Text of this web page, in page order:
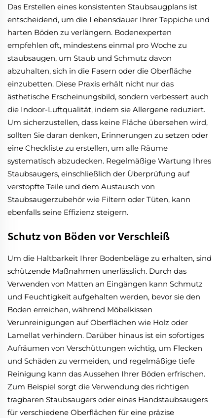
Das Erstellen eines konsistenten Staubsaugplans ist
entscheidend, um die Lebensdauer Ihrer Teppiche und
harten Böden zu verlängern. Bodenexperten
empfehlen oft, mindestens einmal pro Woche zu
staubsaugen, um Staub und Schmutz davon
abzuhalten, sich in die Fasern oder die Oberfläche
einzubetten. Diese Praxis erhält nicht nur das
ästhetische Erscheinungsbild, sondern verbessert auch
die Indoor-Luftqualität, indem sie Allergene reduziert.
Um sicherzustellen, dass keine Fläche übersehen wird,
sollten Sie daran denken, Erinnerungen zu setzen oder
eine Checkliste zu erstellen, um alle Räume
systematisch abzudecken. Regelmäßige Wartung Ihres
Staubsaugers, einschließlich der Überprüfung auf
verstopfte Teile und dem Austausch von
Staubsaugerzubehör wie Filtern oder Tüten, kann
ebenfalls seine Effizienz steigern.
Schutz von Böden vor Verschleiß
Um die Haltbarkeit Ihrer Bodenbeläge zu erhalten, sind
schützende Maßnahmen unerlässlich. Durch das
Verwenden von Matten an Eingängen kann Schmutz
und Feuchtigkeit aufgehalten werden, bevor sie den
Boden erreichen, während Möbelkissen
Verunreinigungen auf Oberflächen wie Holz oder
Lamellat verhindern. Darüber hinaus ist ein sofortiges
Aufräumen von Verschüttungen wichtig, um Flecken
und Schäden zu vermeiden, und regelmäßige tiefe
Reinigung kann das Aussehen Ihrer Böden erfrischen.
Zum Beispiel sorgt die Verwendung des richtigen
tragbaren Staubsaugers oder eines Handstaubsaugers
für verschiedene Oberflächen für eine präzise